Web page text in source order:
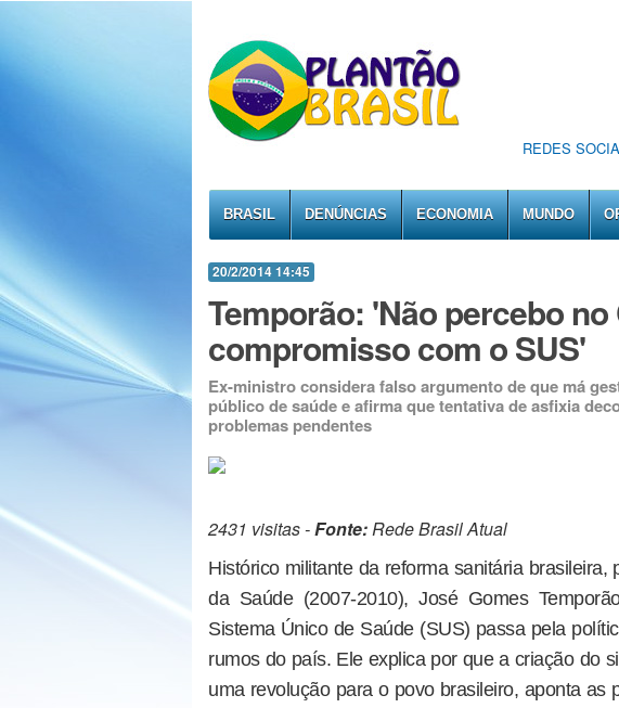
REDES
BRASIL DENÚNCIAS ECONOMIA MUNDO
20/2/2014 14:45
Temporão: 'Não percebo
compromisso com o SUS'
Ex-ministro considera falso argumento de que má
público de saúde e afirma que tentativa de asfixia
problemas pendentes
2431 visitas -Fonte:Rede Brasil Atual
Histórico militante da reforma sanitária
da Saúde (2007-2010), José Gomes
Sistema Único de Saúde (SUS) passa pela
rumos do país. Ele explica por que a criação do
uma revolução para o povo brasileiro, aponta as